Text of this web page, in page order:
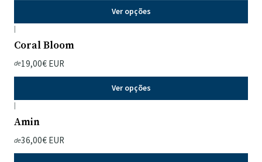
Ver opções
|
Coral Bloom
de19,00€ EUR
Ver opções
|
Amin
de36,00€ EUR